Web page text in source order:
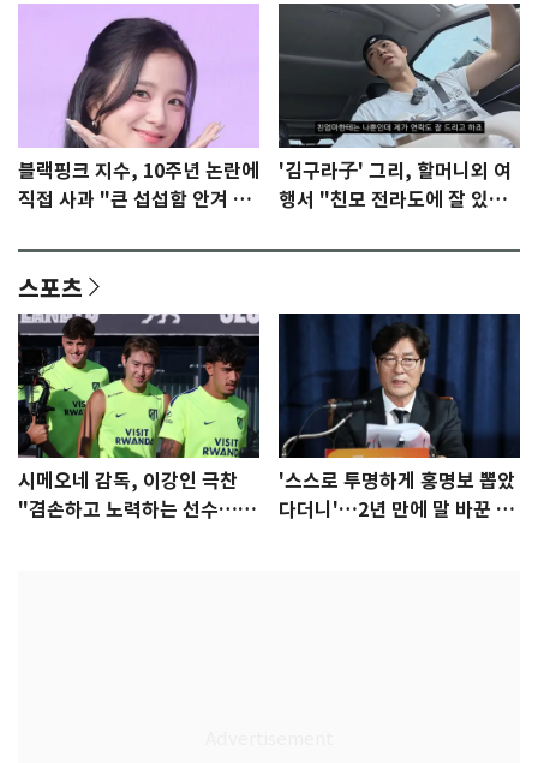
블랙핑크 지수, 10주년 논란에
직접 사과 "큰 섭섭함 안겨 미
'김구라子' 그리, 할머니외 여
행서 "친모 전라도에 잘 있
스포츠
시메오네 감독, 이강인 극찬
"겸손하고 노력하는 선수…좋
'스스로 투명하게 홍명보 뽑았
다더니'…2년 만에 말 바꾼 이